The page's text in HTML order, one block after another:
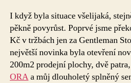
I když byla situace všelijaká,
pěkně povyrůst. Poprvé jsme
Kč v tržbách jen za Gentleman
největší novinka byla otevření
200m2 prodejní plochy, dvě
ORAa můj dlouholetý splněný